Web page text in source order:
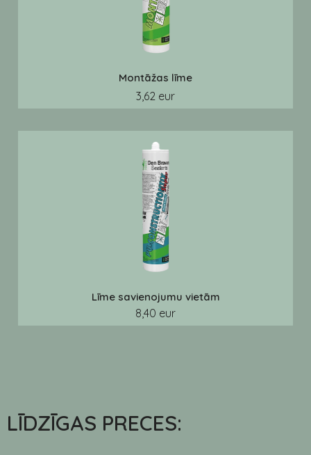
Montāžas līme
3,62 eur
Līme savienojumu vietām
8,40 eur
LĪDZĪGAS PRECES: